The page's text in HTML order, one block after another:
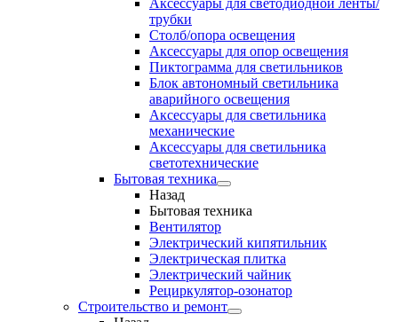
Аксессуары для светодиодной ленты/
трубки
Столб/опора освещения
Аксессуары для опор освещения
Пиктограмма для светильников
Блок автономный светильника
аварийного освещения
Аксессуары для светильника
механические
Аксессуары для светильника
светотехнические
Бытовая техника
Назад
Бытовая техника
Вентилятор
Электрический кипятильник
Электрическая плитка
Электрический чайник
Рециркулятор-озонатор
Строительство и ремонт